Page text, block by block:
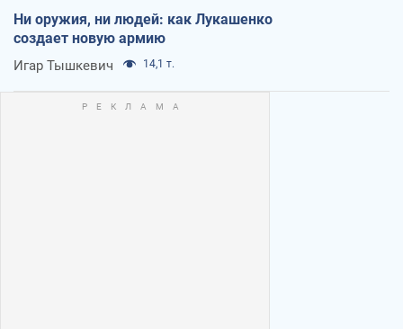
Ни оружия, ни людей: как Лукашенко
создает новую армию
Игар Тышкевич 14,1 т.